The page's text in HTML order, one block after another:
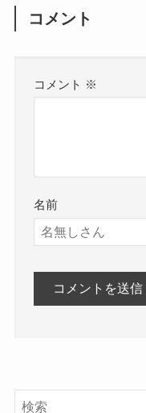
コメント
コメント ※
名前